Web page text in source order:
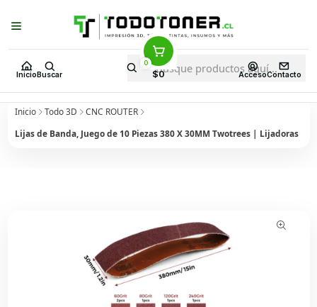
Inicio Buscar
0
$0 AccesoContacto
Puedes Elegir: Comprar en Tienda ·Despachoa Todo Chile · Retiro en
Tienda en 24 Horas
Inicio Todo 3D
CNC ROUTER
Lijas de Banda, Juego de 10 Piezas 380 X 30MM Twotrees | Lijadoras